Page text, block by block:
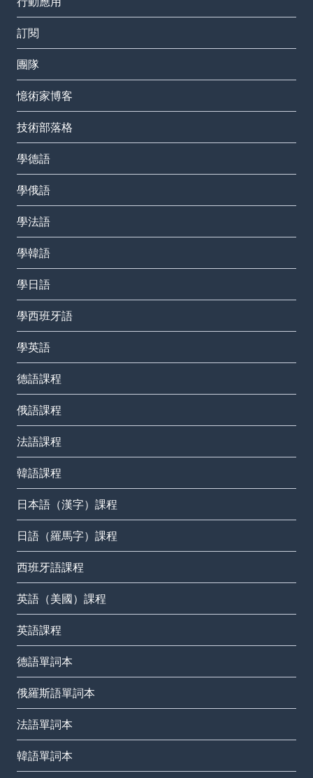
訂閱
團隊
憶術家博客
技術部落格
學德語
學俄語
學法語
學韓語
學日語
學西班牙語
學英語
德語課程
俄語課程
法語課程
韓語課程
日本語（漢字）課程
日語（羅馬字）課程
西班牙語課程
英語（美國）課程
英語課程
德語單詞本
俄羅斯語單詞本
法語單詞本
韓語單詞本